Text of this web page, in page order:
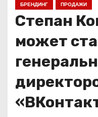
БРЕНДИНГ ПРОДАЖИ
Степан
может